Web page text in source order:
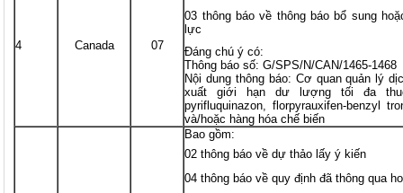
4 Canada 07
03 thông báo về thông báo bổ sung
lực
Đáng chú ý có:
Thông báo số: G/SPS/N/CAN/1465-1468
Nội dung thông báo: Cơ quan quản lý
xuất giới hạn dư lượng tối đa
pyrifluquinazon, florpyrauxifen-benzyl
và/hoặc hàng hóa chế biến
Bao gồm:
02 thông báo về dự thảo lấy ý kiến
04 thông báo về quy định đã thông qua